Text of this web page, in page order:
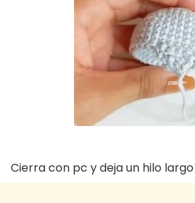
Cierra con pc y deja un hilo